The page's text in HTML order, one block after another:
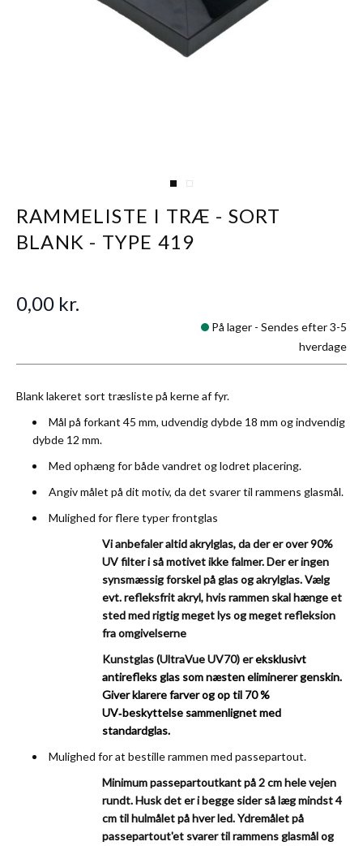
View larger image
View larger image
RAMMELISTE I TRÆ - SORT
BLANK - TYPE 419
Blank lakeret sort træsliste på kerne af fyr.
Mål på forkant 45 mm, udvendig dybde 18 mm og indvendig
dybde 12 mm.
Med ophæng for både vandret og lodret placering.
Angiv målet på dit motiv, da det svarer til rammens glasmål.
Mulighed for flere typer frontglas
Vi anbefaler altid akrylglas, da der er over 90%
UV filter i så motivet ikke falmer. Der er ingen
synsmæssig forskel på glas og akrylglas.Vælg
evt. refleksfrit akryl, hvis rammen skal hænge et
sted med rigtig meget lys og meget refleksion
fra omgivelserne
Kunstglas (UltraVue UV70) ereksklusivt
antirefleks glas som næsten eliminerer genskin.
Giver klarere farver og op til 70%
UV‑beskyttelse sammenlignet med
standardglas.
Mulighed for at bestille rammen med passepartout.
Minimum passepartoutkant på 2 cm hele vejen
rundt. Husk det er i begge sider så læg mindst 4
cm til hulmålet på hver led. Ydremålet på
passepartout'et svarer til rammens glasmål og
0,00 kr.
På lager - Sendes efter 3-5
hverdage